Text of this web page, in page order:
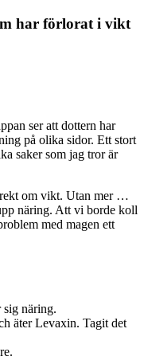
har förlorat i vikt
ser att dottern har
på olika sidor. Ett stort
saker som jag tror är
om vikt. Utan mer …
näring. Att vi borde koll
med magen ett
näring.
äter Levaxin. Tagit det